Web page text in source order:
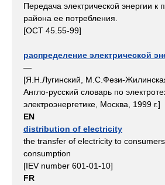
Передача электрической энергии к
района ее потребления.
[ОСТ 45.55-99]
распределение электрической
—
[Я.Н.Лугинский, М.С.Фези-
Англо-русский словарь по
электроэнергетике, Москва, 1999 г.]
EN
distribution of electricity
the transfer of electricity to
consumption
[IEV number 601-01-10]
FR